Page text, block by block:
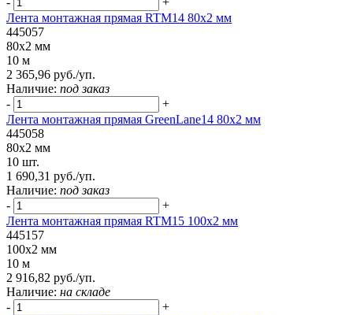
Лента монтажная прямая RTM14 80x2 мм
445057
80x2 мм
10 м
2 365,96 руб./уп.
Наличие: под заказ
-
+
Лента монтажная прямая GreenLane14 80x2 мм
445058
80x2 мм
10 шт.
1 690,31 руб./уп.
Наличие: под заказ
-
+
Лента монтажная прямая RTM15 100x2 мм
445157
100x2 мм
10 м
2 916,82 руб./уп.
Наличие: на складе
-
+